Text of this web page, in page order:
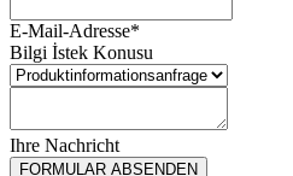
E-Mail-Adresse*
Bilgi İstek Konusu
Ihre Nachricht
FORMULAR ABSENDEN